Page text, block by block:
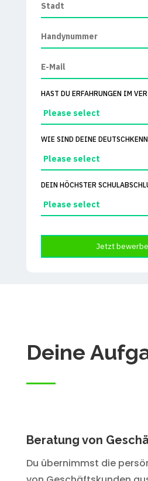
HAST DU ERFAHRUNGEN IM
WIE SIND DEINE
DEIN HÖCHSTER
Jetzt
Deine
Beratung von
Du übernimmst die